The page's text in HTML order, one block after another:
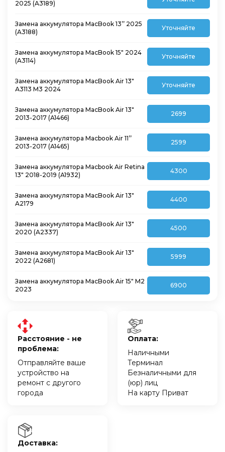
2025 (A3189)
Замена аккумулятора MacBook 13’’ 2025
(A3188)
Уточняйте
Замена аккумулятора MacBook 15″ 2024
(A3114)
Уточняйте
Замена аккумулятора MacBook Air 13″
А3113 M3 2024
Уточняйте
Замена аккумулятора MacBook Air 13″
2013-2017 (A1466)
2699
Замена аккумулятора Macbook Air 11’’
2013-2017 (A1465)
2599
Замена аккумулятора Macbook Air Retina
13″ 2018-2019 (A1932)
4300
Замена аккумулятора MacBook Air 13″
A2179
4400
Замена аккумулятора MacBook Air 13″
2020 (A2337)
4500
Замена аккумулятора MacBook Air 13″
2022 (A2681)
5999
Замена аккумулятора MacBook Air 15″ M2
2023
6900
Расстояние - не
проблема:
Отправляйте ваше
устройство на
ремонт с другого
города
Оплата:
Наличными
Терминал
Безналичными для
(юр) лиц
На карту Приват
Доставка: